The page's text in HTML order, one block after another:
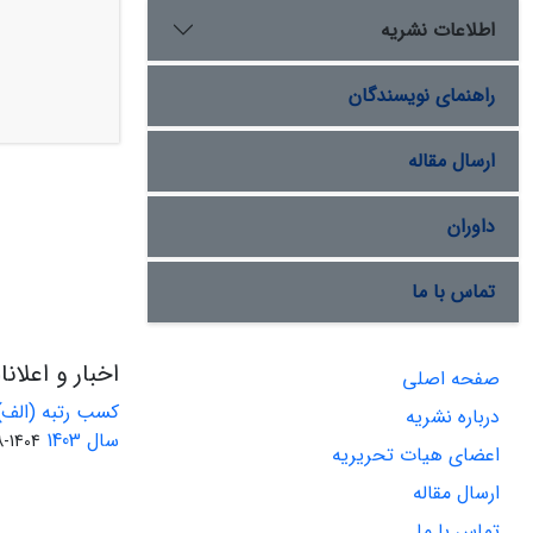
اطلاعات نشریه
راهنمای نویسندگان
ارسال مقاله
داوران
تماس با ما
صفحه اصلی
درباره نشریه
اعضای هیات تحریریه
ارسال مقاله
اخبار و
کسب رتبه
سال 1403
1404-08-01